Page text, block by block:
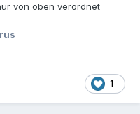
von oben verordnet
1